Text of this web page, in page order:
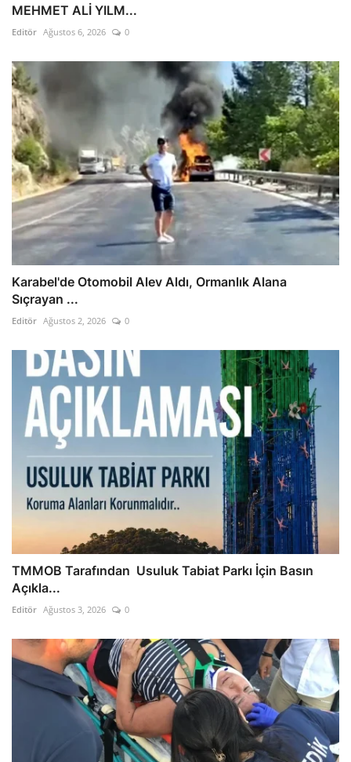
MEHMET ALİ YILM...
Editör Ağustos 6, 2026 0
Karabel'de Otomobil Alev Aldı, Ormanlık Alana
Sıçrayan ...
Editör Ağustos 2, 2026 0
TMMOB Tarafından Usuluk Tabiat Parkı İçin Basın
Açıkla...
Editör Ağustos 3, 2026 0